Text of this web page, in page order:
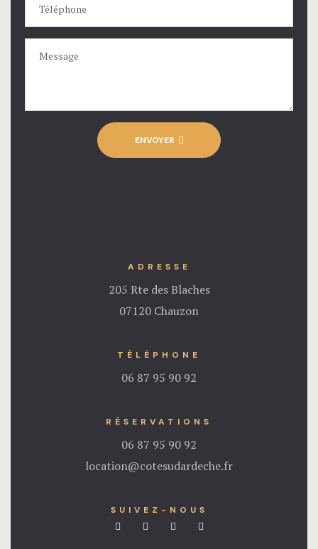
ENVOYER
ADRESSE
205 Rte des Blaches
07120 Chauzon
TÉLÉPHONE
06 87 95 90 92
RÉSERVATIONS
06 87 95 90 92
location@cotesudardeche.fr
SUIVEZ-NOUS